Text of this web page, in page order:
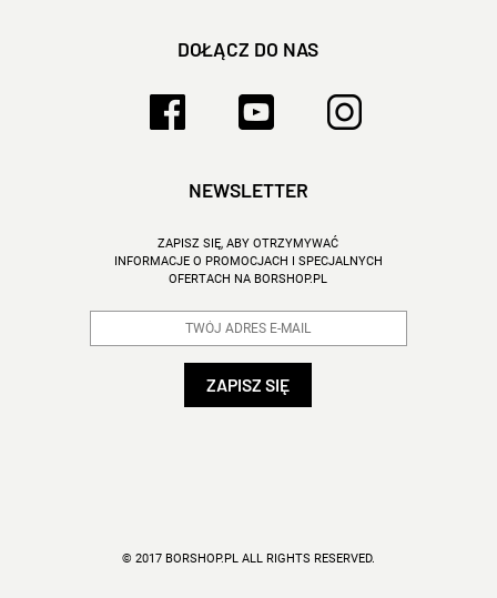
DOŁĄCZ DO NAS
NEWSLETTER
ZAPISZ SIĘ, ABY OTRZYMYWAĆ
INFORMACJE O PROMOCJACH I SPECJALNYCH
OFERTACH NA BORSHOP.PL
© 2017 BORSHOP.PL ALL RIGHTS RESERVED.